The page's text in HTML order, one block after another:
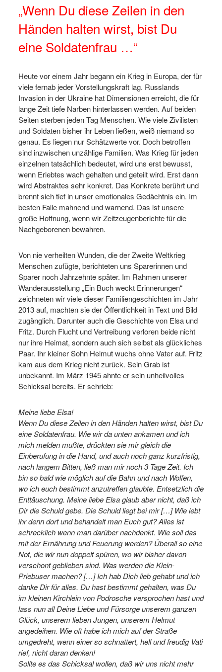
„Wenn Du diese Zeilen in den
Händen halten wirst, bist Du
eine Soldatenfrau …“
Heute vor einem Jahr begann ein Krieg in Europa, der für
viele fernab jeder Vorstellungskraft lag. Russlands
Invasion in der Ukraine hat Dimensionen erreicht, die für
lange Zeit tiefe Narben hinterlassen werden. Auf beiden
Seiten sterben jeden Tag Menschen. Wie viele Zivilisten
und Soldaten bisher ihr Leben ließen, weiß niemand so
genau. Es liegen nur Schätzwerte vor. Doch betroffen
sind inzwischen unzählige Familien. Was Krieg für jeden
einzelnen tatsächlich bedeutet, wird uns erst bewusst,
wenn Erlebtes wach gehalten und geteilt wird. Erst dann
wird Abstraktes sehr konkret. Das Konkrete berührt und
brennt sich tief in unser emotionales Gedächtnis ein. Im
besten Falle mahnend und warnend. Das ist unsere
große Hoffnung, wenn wir Zeitzeugenberichte für die
Nachgeborenen bewahren.
Von nie verheilten Wunden, die der Zweite Weltkrieg
Menschen zufügte, berichteten uns Sparerinnen und
Sparer noch Jahrzehnte später. Im Rahmen unserer
Wanderausstellung „Ein Buch weckt Erinnerungen“
zeichneten wir viele dieser Familiengeschichten im Jahr
2013 auf, machten sie der Öffentlichkeit in Text und Bild
zugänglich. Darunter auch die Geschichte von Elsa und
Fritz. Durch Flucht und Vertreibung verloren beide nicht
nur ihre Heimat, sondern auch sich selbst als glückliches
Paar. Ihr kleiner Sohn Helmut wuchs ohne Vater auf. Fritz
kam aus dem Krieg nicht zurück. Sein Grab ist
unbekannt. Im März 1945 ahnte er sein unheilvolles
Schicksal bereits. Er schrieb:
Meine liebe Elsa!
Wenn Du diese Zeilen in den Händen halten wirst, bist Du
eine Soldatenfrau. Wie wir da unten ankamen und ich
mich melden mußte, drückten sie mir gleich die
Einberufung in die Hand, und auch noch ganz kurzfristig,
nach langem Bitten, ließ man mir noch 3 Tage Zeit. Ich
bin so bald wie möglich auf die Bahn und nach Wolfen,
wo ich euch bestimmt anzutreffen glaubte. Entsetzlich die
Enttäuschung. Meine liebe Elsa glaub aber nicht, daß ich
Dir die Schuld gebe. Die Schuld liegt bei mir […] Wie lebt
ihr denn dort und behandelt man Euch gut? Alles ist
schrecklich wenn man darüber nachdenkt. Wie soll das
mit der Ernährung und Feuerung werden? Überall so eine
Not, die wir nun doppelt spüren, wo wir bisher davon
verschont geblieben sind. Was werden die Klein-
Priebuser machen? […] Ich hab Dich lieb gehabt und ich
danke Dir für alles. Du hast bestimmt gehalten, was Du
im kleinen Kirchlein von Podrosche versprochen hast und
lass nun all Deine Liebe und Fürsorge unserem ganzen
Glück, unserem lieben Jungen, unserem Helmut
angedeihen. Wie oft habe ich mich auf der Straße
umgedreht, wenn einer so schnattert, hell und freudig Vati
rief, nicht daran denken!
Sollte es das Schicksal wollen, daß wir uns nicht mehr